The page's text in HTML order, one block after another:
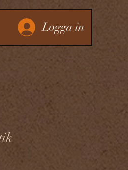
Logga in